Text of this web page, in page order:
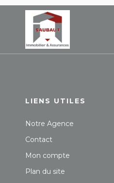
LIENS UTILES
Notre Agence
Contact
Mon compte
Plan du site